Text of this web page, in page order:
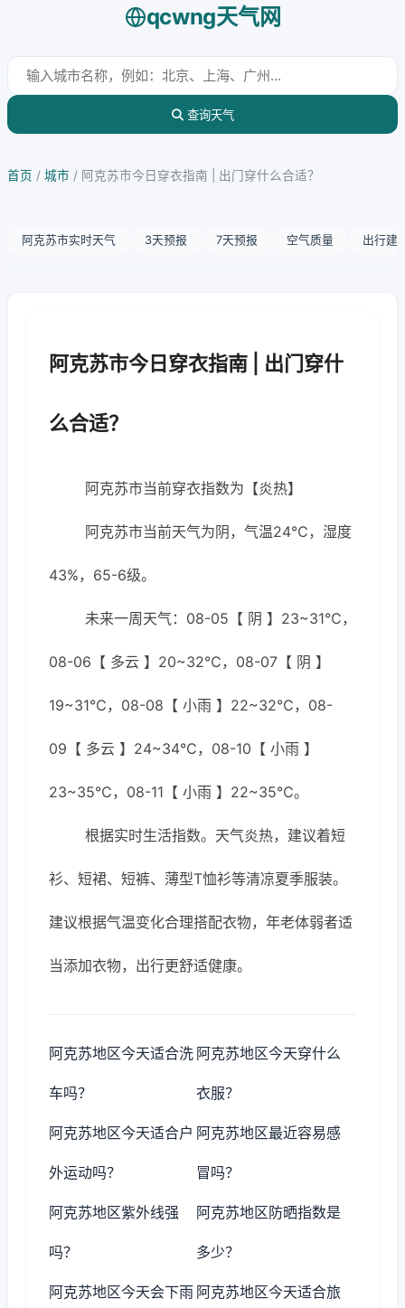
qcwng天气网
查询天气
首页 / 城市 / 阿克苏市今日穿衣指南 | 出门穿什么合适？
阿克苏市实时天气 3天预报 7天预报 空气质量 出行建
阿克苏市今日穿衣指南 | 出门穿什
么合适？
阿克苏市当前穿衣指数为【炎热】
阿克苏市当前天气为阴，气温24℃，湿度
43%，65-6级。
未来一周天气：08-05【 阴 】23~31℃，
08-06【 多云 】20~32℃，08-07【 阴 】
19~31℃，08-08【 小雨 】22~32℃，08-
09【 多云 】24~34℃，08-10【 小雨 】
23~35℃，08-11【 小雨 】22~35℃。
根据实时生活指数。天气炎热，建议着短
衫、短裙、短裤、薄型T恤衫等清凉夏季服装。
建议根据气温变化合理搭配衣物，年老体弱者适
当添加衣物，出行更舒适健康。
阿克苏地区今天适合洗
车吗？
阿克苏地区今天穿什么
衣服？
阿克苏地区今天适合户
外运动吗？
阿克苏地区最近容易感
冒吗？
阿克苏地区紫外线强
吗？
阿克苏地区防晒指数是
多少？
阿克苏地区今天会下雨 阿克苏地区今天适合旅